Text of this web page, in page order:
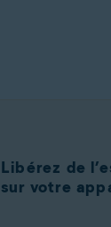
Libérez de
sur votre